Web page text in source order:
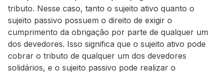
tributo. Nesse caso, tanto o sujeito ativo quanto o
sujeito passivo possuem o direito de exigir o
cumprimento da obrigação por parte de qualquer um
dos devedores. Isso significa que o sujeito ativo pode
cobrar o tributo de qualquer um dos devedores
solidários, e o sujeito passivo pode realizar o